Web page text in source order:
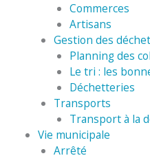
Commerces
Artisans
Gestion des
Planning des
Le tri : les
Déchetteries
Transports
Transport à la
Vie municipale
Arrêté